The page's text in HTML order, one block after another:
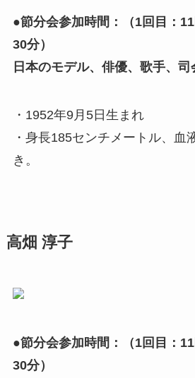
●節分会参加時間：（1回目：
30分）
日本のモデル、俳優、歌手、司
・1952年9月5日生まれ
・身長185センチメートル、血
き。
高畑 淳子
●節分会参加時間：（1回目：
30分）